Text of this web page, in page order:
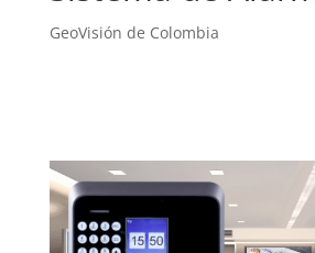
GeoVisión de Colombia